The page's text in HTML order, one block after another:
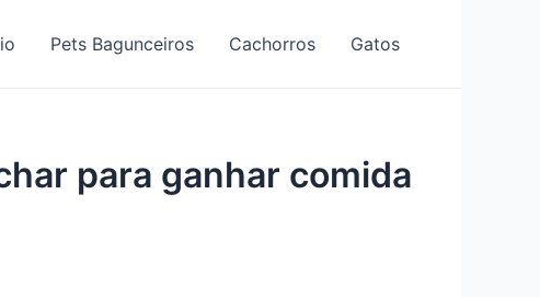
Pets Bagunceiros Cachorros Gatos
para ganhar comida